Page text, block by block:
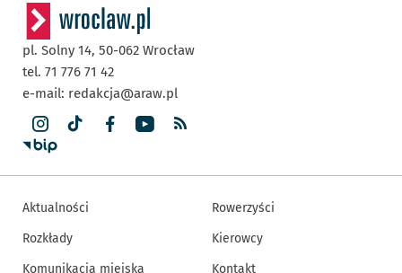
pl. Solny 14, 50-062 Wrocław
tel. 71 776 71 42
e-mail: redakcja@araw.pl
Aktualności
Rozkłady
Komunikacja miejska
Rowerzyści
Kierowcy
Kontakt